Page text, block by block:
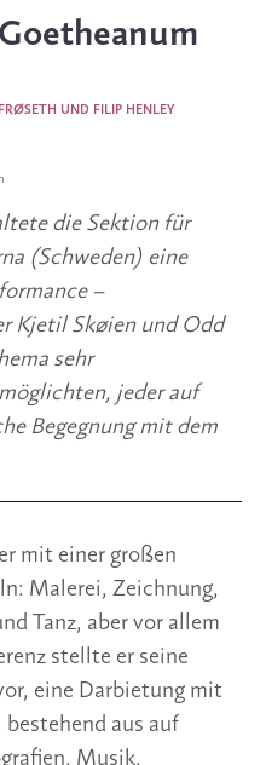
UND FILIP HENLEY
die Sektion für
(Schweden) eine
–
Kjetil Skøien und Odd
sehr
jeder auf
Begegnung mit dem
mit einer großen
Malerei, Zeichnung,
Tanz, aber vor allem
stellte er seine
eine Darbietung mit
aus auf
Musik,